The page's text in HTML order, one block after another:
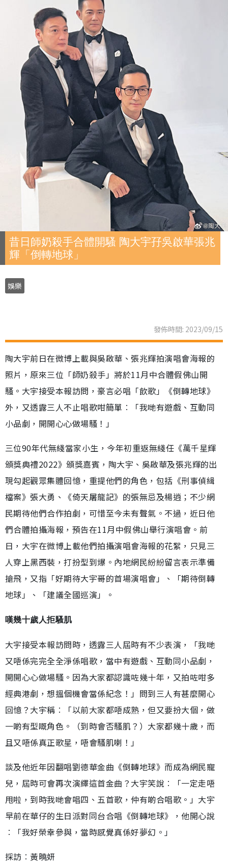
昔日師奶殺手合體開騷 陶大宇孖吳啟華張兆
輝「倒轉地球」
娛樂
發佈時間: 2023/09/15
陶大宇前日在微博上載與吳啟華、張兆輝拍演唱會海報的
照片，原來三位「師奶殺手」將於11月中合體假佛山開
騷。大宇接受本報訪問，豪言必唱「飲歌」《倒轉地球》
外，又透露三人不止唱歌咁簡單︰「我哋有遊戲、互動同
小品劇，開開心心做場騷！」
三位90年代無綫當家小生，今年初重返無綫任《萬千星輝
頒獎典禮2022》頒獎嘉賓，陶大宇、吳啟華及張兆輝的出
現勾起觀眾集體回憶，重提他們的角色，包括《刑事偵緝
檔案》張大勇、《倚天屠龍記》的張無忌及楊逍；不少網
民期待他們合作拍劇，可惜至今未有聲氣。不過，近日他
們合體拍攝海報，預告在11月中假佛山舉行演唱會。前
日，大宇在微博上載他們拍攝演唱會海報的花絮，只見三
人穿上黑西裝，打扮型到爆。內地網民紛紛留言表示準備
搶飛，又指「好期待大宇哥的首場演唱會」、「期待倒轉
地球」、「建議全國巡演」。
嘆幾十歲人拒騷肌
大宇接受本報訪問時，透露三人屆時有不少表演，「我哋
又唔係完完全全淨係唱歌，當中有遊戲、互動同小品劇，
開開心心做場騷。因為大家都認識咗幾十年，又拍咗咁多
經典港劇，想搵個機會當係紀念！」問到三人有甚麼開心
回憶？大宇稱︰「以前大家都唔成熟，但又要扮大個，做
一啲有型嘅角色。（到時會否騷肌？）大家都幾十歲，而
且又唔係真正歌星，唔會騷肌喇！」
談及他近年因翻唱劉德華金曲《倒轉地球》而成為網民寵
兒，屆時可會再次演繹這首金曲？大宇笑說︰「一定走唔
甩啦，到時我哋會唱四、五首歌，仲有啲合唱歌。」大宇
早前在華仔的生日派對同台合唱《倒轉地球》，他開心說
︰「我好榮幸參與，當時感覺真係好夢幻。」
採訪︰黃曉妍